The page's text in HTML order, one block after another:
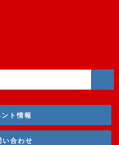
ント情報
い合わせ